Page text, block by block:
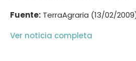
Fuente: TerraAgraria (13/02/
Ver noticia completa